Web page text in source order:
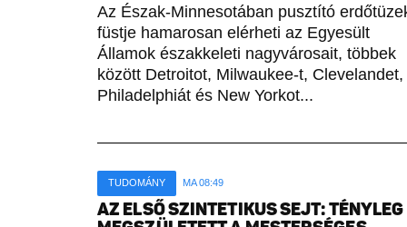
Az Észak-Minnesotában pusztító
füstje hamarosan elérheti az Egyesült
Államok északkeleti nagyvárosait, többek
között Detroitot, Milwaukee-t, Clevelandet,
Philadelphiát és New Yorkot...
TUDOMÁNY MA 08:49
AZ ELSŐ SZINTETIKUS SEJT: TÉNYLEG